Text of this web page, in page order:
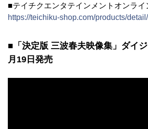
■テイチクエンタテインメントオンライ
https://teichiku-shop.com/products/
■「決定版 三波春夫映像集」ダイ
月19日発売